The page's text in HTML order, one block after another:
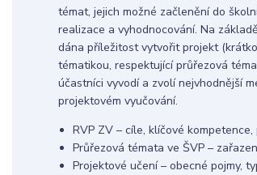
témat, jejich možné začlenění do
realizace a vyhodnocování. Na
dána příležitost vytvořit projekt
tématikou, respektující průřezová
účastníci vyvodí a zvolí nejvhodnější
projektovém vyučování.
RVP ZV – cíle, klíčové
Průřezová témata ve ŠVP –
Projektové učení – obecné pojmy,